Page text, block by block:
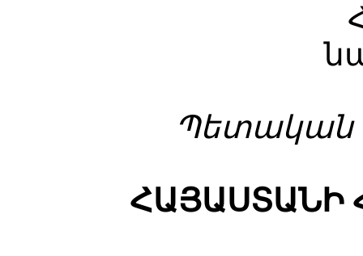
Պետական
ՀԱՅԱՍՏԱՆԻ